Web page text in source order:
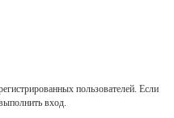
пользователей. Если
вход.